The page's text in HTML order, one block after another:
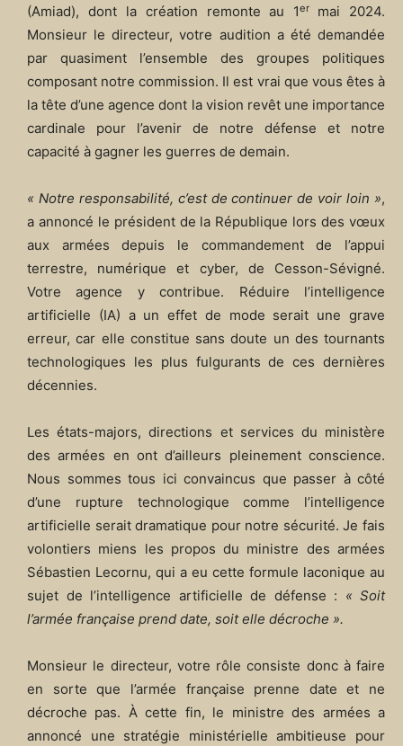
(Amiad), dont la création remonte au 1er mai 2024.
Monsieur le directeur, votre audition a été demandée
par quasiment l’ensemble des groupes politiques
composant notre commission. Il est vrai que vous êtes à
la tête d’une agence dont la vision revêt une importance
cardinale pour l’avenir de notre défense et notre
capacité à gagner les guerres de demain.
« Notre responsabilité, c’est de continuer de voir loin »,
a annoncé le président de la République lors des vœux
aux armées depuis le commandement de l’appui
terrestre, numérique et cyber, de Cesson-Sévigné.
Votre agence y contribue. Réduire l’intelligence
artificielle (IA) a un effet de mode serait une grave
erreur, car elle constitue sans doute un des tournants
technologiques les plus fulgurants de ces dernières
décennies.
Les états-majors, directions et services du ministère
des armées en ont d’ailleurs pleinement conscience.
Nous sommes tous ici convaincus que passer à côté
d’une rupture technologique comme l’intelligence
artificielle serait dramatique pour notre sécurité. Je fais
volontiers miens les propos du ministre des armées
Sébastien Lecornu, qui a eu cette formule laconique au
sujet de l’intelligence artificielle de défense : « Soit
l’armée française prend date, soit elle décroche ».
Monsieur le directeur, votre rôle consiste donc à faire
en sorte que l’armée française prenne date et ne
décroche pas. À cette fin, le ministre des armées a
annoncé une stratégie ministérielle ambitieuse pour